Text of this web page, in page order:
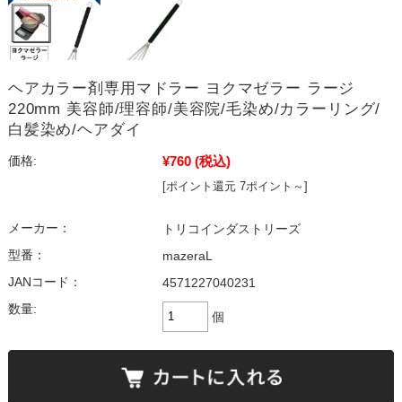
ヘアカラー剤専用マドラー ヨクマゼラー ラージ
220mm 美容師/理容師/美容院/毛染め/カラーリング/
白髪染め/ヘアダイ
価格: ¥760 (税込)
[ポイント還元 7ポイント～]
メーカー：
トリコインダストリーズ
型番：
mazeraL
JANコード：
4571227040231
数量:
個